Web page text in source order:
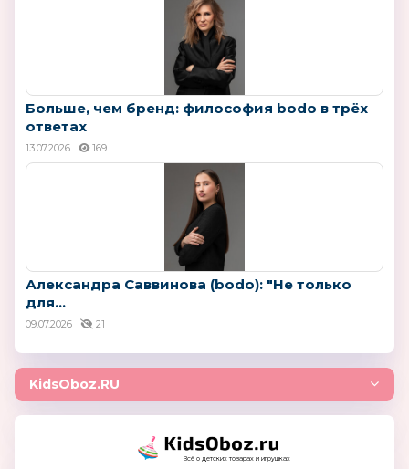
Больше, чем бренд: философия bodo в трёх
ответах
13.07.2026 169
Александра Саввинова (bodo): "Не только
для...
09.07.2026 21
KidsOboz.RU
Всё о детских товарах и игрушках